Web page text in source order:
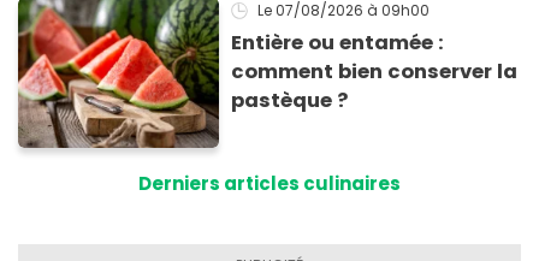
Le 07/08/2026 à 09h00
Entière ou entamée :
comment bien conserver la
pastèque ?
Derniers articles culinaires